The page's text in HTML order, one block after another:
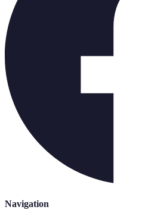
Navigation